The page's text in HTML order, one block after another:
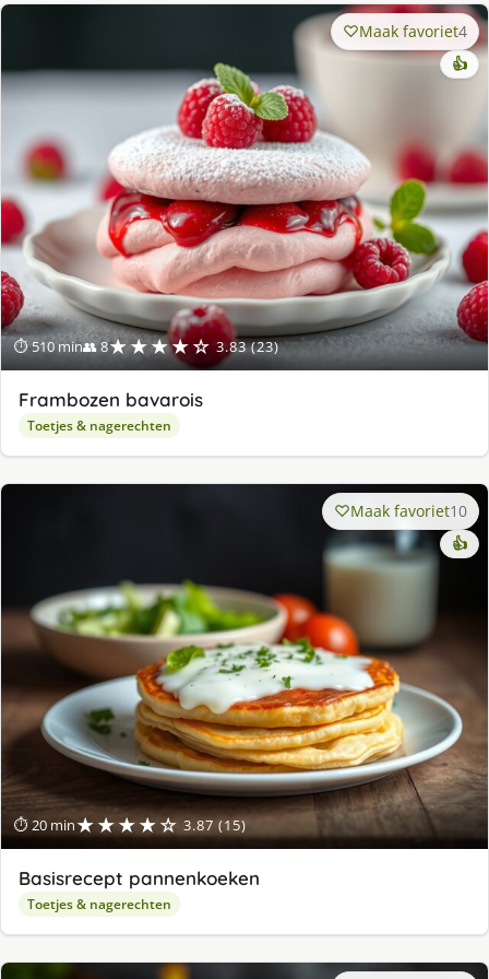
⏱ 510 min👥 8★★★★☆ 3.83 (23)
Maak favoriet4
👍
Frambozen bavarois
Toetjes & nagerechten
⏱ 20 min★★★★☆ 3.87 (15)
Maak favoriet10
👍
Basisrecept pannenkoeken
Toetjes & nagerechten